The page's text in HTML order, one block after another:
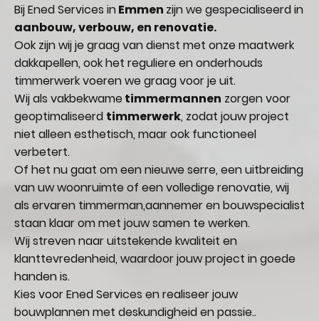
Bij Ened Services inEmmen zijn we gespecialiseerd in
aanbouw, verbouw, en renovatie.
Ook zijn wij je graag van dienst met onze maatwerk
dakkapellen, ook het reguliere en onderhouds
timmerwerk voeren we graag voor je uit.
Wij als vakbekwametimmermannen zorgen voor
geoptimaliseerd timmerwerk, zodat jouw project
niet alleen esthetisch, maar ook functioneel
verbetert.
Of het nu gaat om een nieuwe serre, een uitbreiding
van uw woonruimte of een volledige renovatie, wij
als ervaren timmerman,aannemer en bouwspecialist
staan klaar om met jouw samen te werken.
Wij streven naar uitstekende kwaliteit en
klanttevredenheid, waardoor jouw project in goede
handen is.
Kies voor Ened Services en realiseer jouw
bouwplannen met deskundigheid en passie..